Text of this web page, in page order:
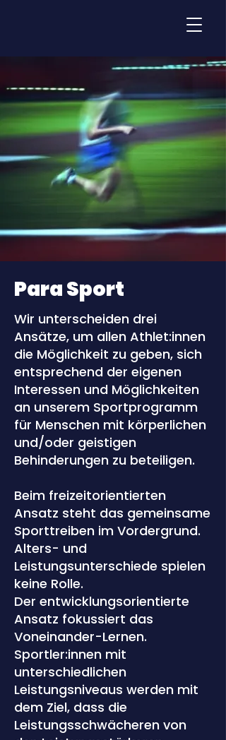
Para Sport
Wir unterscheiden drei
Ansätze, um allen Athlet:innen
die Möglichkeit zu geben, sich
entsprechend der eigenen
Interessen und Möglichkeiten
an unserem Sportprogramm
für Menschen mit körperlichen
und/oder geistigen
Behinderungen zu beteiligen.
Beim freizeitorientierten
Ansatz steht das gemeinsame
Sporttreiben im Vordergrund.
Alters- und
Leistungsunterschiede spielen
keine Rolle.
Der entwicklungsorientierte
Ansatz fokussiert das
Voneinander-Lernen.
Sportler:innen mit
unterschiedlichen
Leistungsniveaus werden mit
dem Ziel, dass die
Leistungsschwächeren von